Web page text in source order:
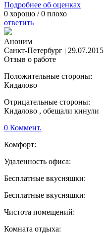
Подробнее об оценках
0 хорошо /0 плохо
ответить
Аноним
Санкт-Петербург | 29.07.2015
Отзыв о работе
Положительные стороны:
Кидалово
Отрицательные стороны:
Кидалово , обещали кинули
0 Коммент.
Комфорт:
Удаленность офиса:
Бесплатные вкусняшки:
Бесплатные вкусняшки:
Чистота помещений:
Комната отдыха: